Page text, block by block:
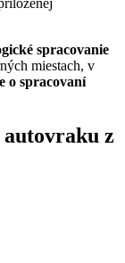
spracovanie
miestach, v
o spracovaní
z